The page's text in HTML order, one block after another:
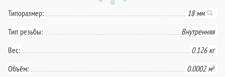
Типоразмер:
18 мм
Тип резьбы:
Внутренняя
Вес:
0.126 кг
Объём:
0.0002 м³